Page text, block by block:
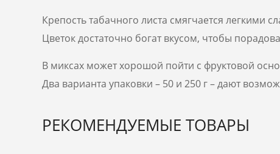
Крепость табачного листа смягчается легкими
Цветок достаточно богат вкусом, чтобы
В миксах может хорошой пойти с фруктовой
Два варианта упаковки – 50 и 250 г – дают
РЕКОМЕНДУЕМЫЕ ТОВАРЫ